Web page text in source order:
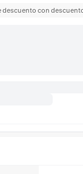
descuento con